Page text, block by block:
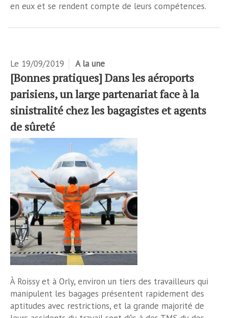
en eux et se rendent compte de leurs compétences.
Le 19/09/2019 A la une
[Bonnes pratiques] Dans les aéroports
parisiens, un large partenariat face à la
sinistralité chez les bagagistes et agents
de sûreté
À Roissy et à Orly, environ un tiers des travailleurs qui
manipulent les bagages présentent rapidement des
aptitudes avec restrictions, et la grande majorité de